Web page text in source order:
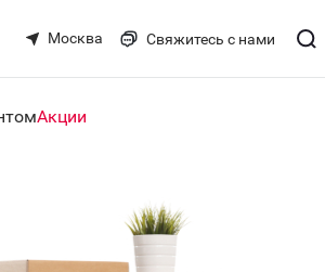
Москва Свяжитесь с нами
Акции